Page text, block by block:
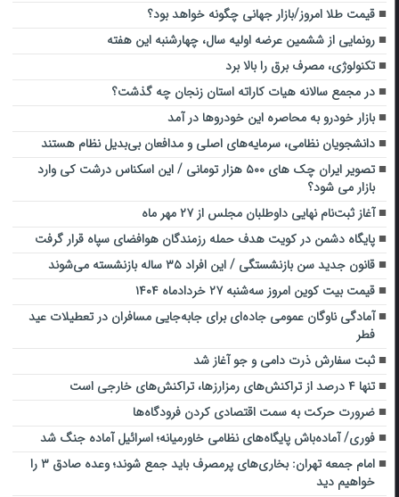
قیمت طلا امروز/بازار جهانی چگونه خواهد بود؟
رونمایی از ششمین عرضه اولیه سال، چهارشنبه این هفته
تکنولوژی، مصرف برق را بالا برد
در مجمع سالانه هیات کاراته استان زنجان چه گذشت؟
بازار خودرو به محاصره این خودروها در آمد
دانشجویان نظامی، سرمایه‌های اصلی و مدافعان بی‌بدیل نظام هستند
تصویر ایران چک های ۵۰۰ هزار تومانی / این اسکناس درشت کی وارد
بازار می شود؟
آغاز ثبت‌نام نهایی داوطلبان ‌مجلس از ‌۲۷ مهر ‌ماه
پایگاه دشمن در کویت هدف حمله رزمندگان هوافضای سپاه قرار گرفت
قانون جدید سن بازنشستگی / این افراد ۳۵ ساله بازنشسته می‌شوند
قیمت بیت کوین امروز سه‌شنبه ۲۷ خردادماه ۱۴۰۴
آمادگی ناوگان عمومی جاده‌ای برای جابه‌جایی مسافران در تعطیلات عید
فطر
ثبت سفارش ذرت دامی و جو ‎آغاز شد
تنها ۴ درصد از تراکنش‌های رمزارزها، تراکنش‌های خارجی است
ضرورت حرکت به سمت اقتصادی کردن فرودگاه‌ها
فوری/ آماده‌باش ‌پایگاه‌های نظامی خاورمیانه؛ اسرائیل آماده جنگ شد
امام جمعه تهران: بخاری‌های پرمصرف باید جمع شوند؛ وعده صادق ۳ را
خواهیم دید